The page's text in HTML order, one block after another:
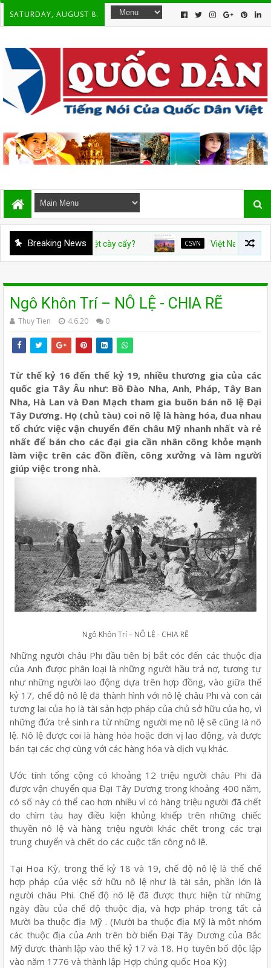
SATURDAY, AUGUST 8.
Breaking News
Ai dạy dân Việt cày cấy? CSVN Việt Nam và con số tăng
Ngô Khôn Trí – NÔ LỆ - CHIA RẼ
Thuy Tien 4.6.20 0
Từ thế kỷ 16 đến thế kỷ 19, nhiều thương gia của các
quốc gia Tây Âu như: Bồ Đào Nha, Anh, Pháp, Tây Ban
Nha, Hà Lan và Đan Mạch tham gia buôn bán nô lệ Đại
Tây Dương. Họ (chủ tàu) coi nô lệ là hàng hóa, đua nhau
tổ chức việc vận chuyển đến châu Mỹ nhanh nhất và rẻ
nhất để bán cho các đại gia cần nhân công khỏe mạnh
làm việc trên các đồn điền, công xưởng và làm người
giúp việc trong nhà.
Ngô Khôn Trí – NÔ LỆ - CHIA RẼ
Những người châu Phi đầu tiên bị bắt cóc đến các thuộc địa
của Anh được phân loại là những người hầu trả nợ, tương tự
như những người lao động dựa trên hợp đồng, vào giữa thế
kỷ 17, chế độ nô lệ đã thành hình với nô lệ châu Phi và con cái
tương lai của họ là tài sản hợp pháp của chủ sở hữu của họ, vì
những đứa trẻ sinh ra từ những người mẹ nô lệ sẽ cũng là nô
lệ. Nô lệ được coi là hàng hóa hoặc đơn vị lao động, và được
bán tại các chợ cùng với các hàng hóa và dịch vụ khác.
Ước tính tổng cộng có khoảng 12 triệu người châu Phi đã
được vận chuyển qua Đại Tây Dương trong khoảng 400 năm,
có số này có thể cao hơn nhiều vì có hàng triệu người đã chết
do chìm tàu hay điều kiện khủng khiếp trên những chiếc
thuyền nô lệ và hàng triệu người khác chết trong các trại
trung chuyển và chết do các cuộc tấn công nô lê.
Tại Hoa Kỳ, trong thế kỷ 18 và 19, chế độ nô lệ là thể chế
hợp pháp của việc sở hữu nô lệ như là tài sản, phần lớn là
người châu Phi. Chế độ nô lệ đã được thực hiện từ những
ngày đầu của chế độ thuộc địa, và hợp pháp trong tất cả
Mười ba thuộc địa Mỹ . (Mười ba thuộc địa Mỹ là một nhóm
các thuộc địa của Anh trên bờ biển Đại Tây Dương của Bắc
Mỹ được thành lập vào thế kỷ 17 và 18. Họ tuyên bố độc lập
vào năm 1776 và thành lập Hợp chúng quốc Hoa Kỳ)